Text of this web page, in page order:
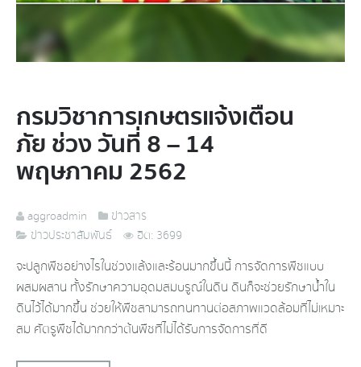
กรมวิชาการเกษตรแจ้งเตือน
ภัย ช่วง วันที่ 8 – 14
พฤษภาคม 2562
aggroadmin
ข่าวสาร
ข่าวประชาสัมพันธ์
ฮิต: 3699
จะปลูกพืชอย่างไรในช่วงแล้งและร้อนมากขึ้นนี้ การจัดการพืชแบบ
ผสมผสาน ทั้งรักษาความอุดมสมบรูณ์ในดิน ดินก็จะช่วยรักษาน้ำใน
ดินไว้ได้มากขึ้น ช่วยให้พืชสามารถทนทานต่อสภาพแวดล้อมที่ไม่เหมาะ
สม ศัตรูพืชได้มากกว่าต้นพืชที่ไม่ได้รับการจัดการที่ดี